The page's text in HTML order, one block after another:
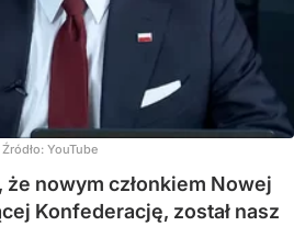
Źródło: YouTube
nowym członkiem Nowej
Konfederację, został nasz